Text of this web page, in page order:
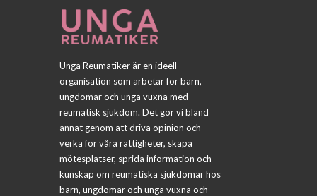
Unga Reumatiker är en ideell
organisation som arbetar för barn,
ungdomar och unga vuxna med
reumatisk sjukdom. Det gör vi bland
annat genom att driva opinion och
verka för våra rättigheter, skapa
mötesplatser, sprida information och
kunskap om reumatiska sjukdomar hos
barn, ungdomar och unga vuxna och